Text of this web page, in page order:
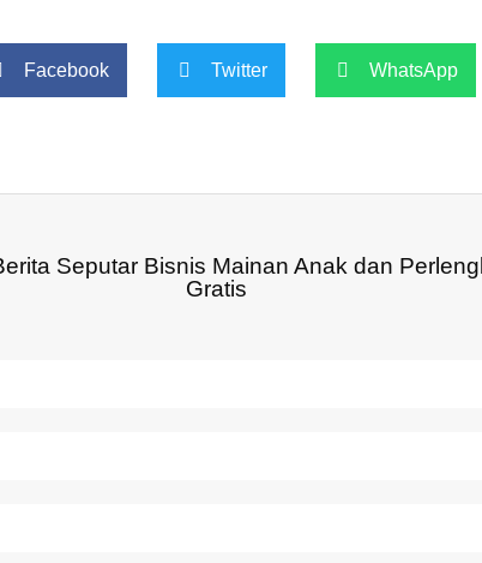
Facebook Twitter WhatsApp
Seputar Bisnis Mainan Anak dan
Gratis